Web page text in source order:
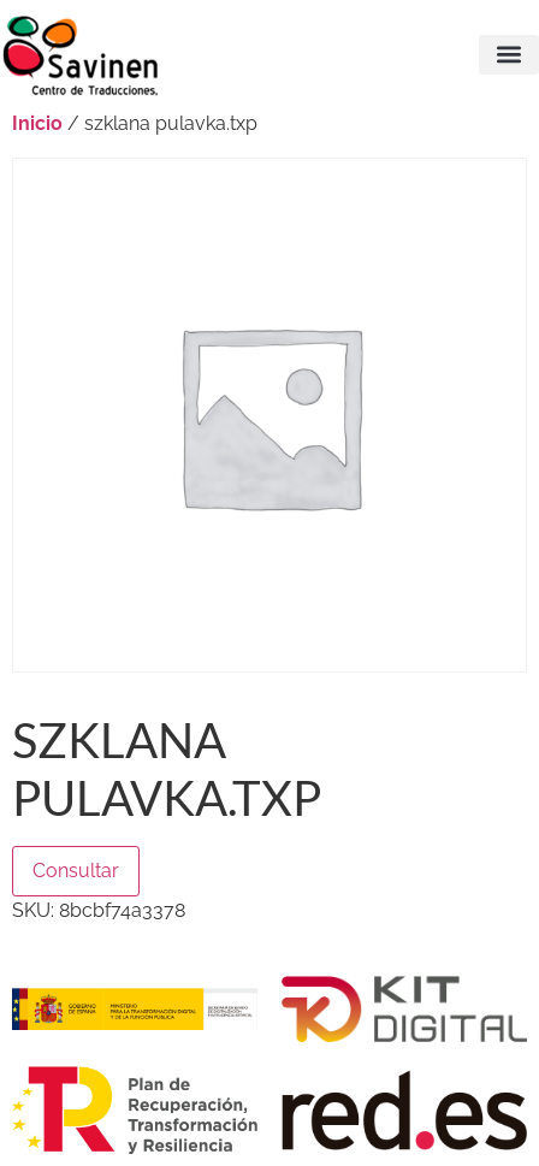
Inicio / szklana pulavka.txp
SZKLANA
PULAVKA.TXP
Consultar
SKU: 8bcbf74a3378